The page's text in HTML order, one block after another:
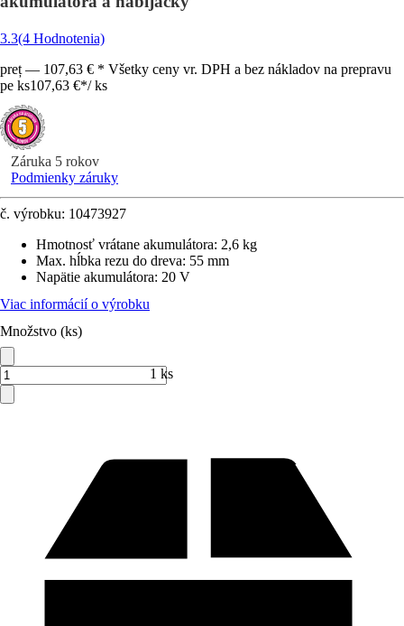
3.3(4 Hodnotenia)
preț — 107,63 € * Všetky ceny vr. DPH a bez nákladov na prepravu
pe ks107,63 €*/ ks
Záruka 5 rokov
Podmienky záruky
č. výrobku: 10473927
Hmotnosť vrátane akumulátora: 2,6 kg
Max. hĺbka rezu do dreva: 55 mm
Napätie akumulátora: 20 V
Viac informácií o výrobku
Množstvo (ks)
1 ks